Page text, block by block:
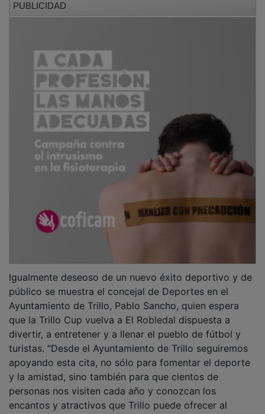
público se muestra el concejal de Deportes en el
Ayuntamiento de Trillo, Pablo Sancho, quien espera
que la Trillo Cup vuelva a El Robledal dispuesta a
divertir, a entretener y a llenar el pueblo de fútbol y
turistas. “Desde el Ayuntamiento de Trillo seguiremos
apoyando esta cita, no sólo para fomentar el deporte
y la amistad, sino también para que cientos de
personas nos visiten cada año y conozcan los
encantos y atractivos que Trillo puede ofrecer al
visitante, que son muchos”, termina el edil.